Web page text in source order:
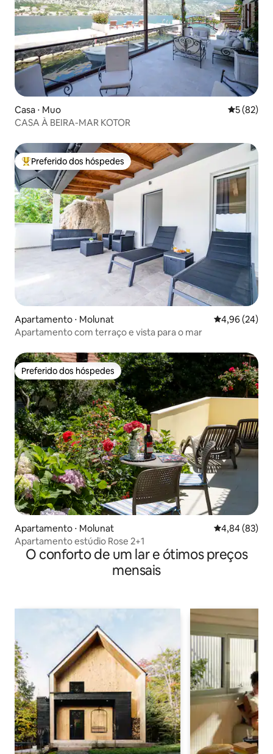
Casa ⋅ Muo 5 de uma
5 (82)
CASA À BEIRA-MAR KOTOR
Entre os melhores preferidos dos hóspedes
Preferido dos hóspedes
Apartamento ⋅ Molunat 4,96 de uma
4,96 (24)
Apartamento com terraço e vista para o mar
Preferido dos hóspedes
Preferido dos hóspedes
Apartamento ⋅ Molunat 4,84 de uma
4,84 (83)
Apartamento estúdio Rose 2+1
O conforto de um lar e ótimos preços
mensais